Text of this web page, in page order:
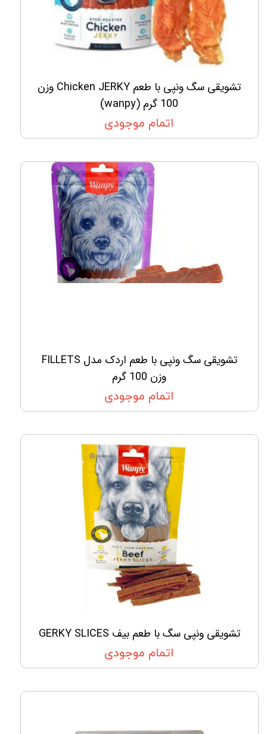
تشویقی سگ ونپی با طعم Chicken JERKY وزن
100 گرم (wanpy)
اتمام موجودی
تشویقی سگ ونپی با طعم اردک مدل FILLETS
وزن 100 گرم
اتمام موجودی
تشویقی ونپی سگ با طعم بیف GERKY SLICES
اتمام موجودی